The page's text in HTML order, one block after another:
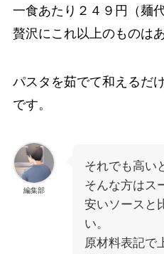
一食あたり２４９円（麺
贅沢にこれ以上のものは
パスタを茹でて和えるだ
です。
編集部
それでも高い
そんな方はス
安いソースと
い。
原材料表記で